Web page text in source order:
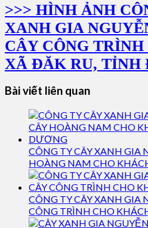
>>> HÌNH ẢNH
XANH GIA
CÂY CÔNG
XÃ ĐĂK RU, TỈNH
Bài viết liên quan
CÔNG TY CÂY XANH GIA
HOÀNG NAM CHO
CÔNG TY CÂY XANH GIA
CÔNG TRÌNH CHO